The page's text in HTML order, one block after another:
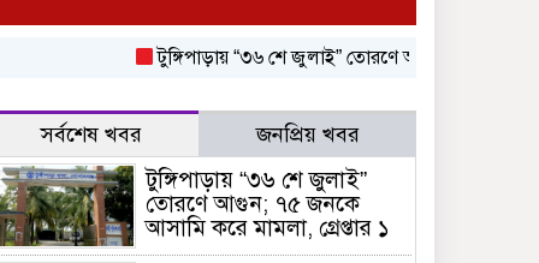
টুঙ্গিপাড়ায় “৩৬ শে জুলাই” তোরণে আগুন; ৭৫ জনকে আসামি
সর্বশেষ খবর জনপ্রিয় খবর
টুঙ্গিপাড়ায় “৩৬ শে জুলাই”
তোরণে আগুন; ৭৫ জনকে
আসামি করে মামলা, গ্রেপ্তার ১